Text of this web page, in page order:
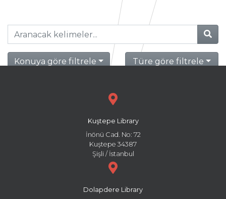
Konuya göre filtrele Türe göre filtrele
Kuştepe Library
İnönü Cad. No: 72
Kuştepe 34387
Şişli / İstanbul
Dolapdere Library